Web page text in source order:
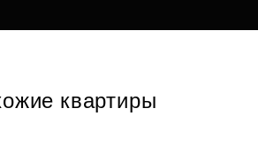
квартиры